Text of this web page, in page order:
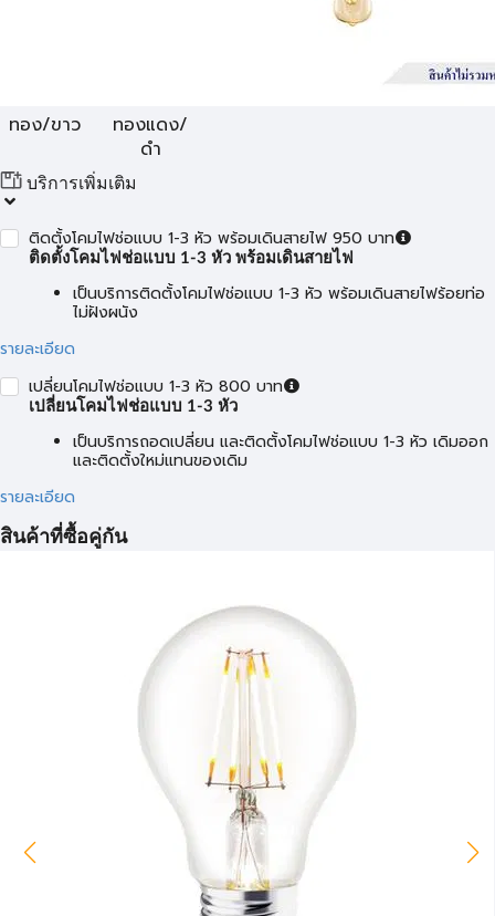
ทอง/ขาว
ทองแดง/
ดำ
บริการเพิ่มเติม
ติดตั้งโคมไฟช่อแบบ 1-3 หัว พร้อมเดินสายไฟ 950 บาท
ติดตั้งโคมไฟช่อแบบ 1-3 หัว พร้อมเดินสายไฟ
เป็นบริการติดตั้งโคมไฟช่อแบบ 1-3 หัว พร้อมเดินสายไฟร้อยท่อ
ไม่ฝังผนัง
รายละเอียด
เปลี่ยนโคมไฟช่อแบบ 1-3 หัว 800 บาท
เปลี่ยนโคมไฟช่อแบบ 1-3 หัว
เป็นบริการถอดเปลี่ยน และติดตั้งโคมไฟช่อแบบ 1-3 หัว เดิมออก
และติดตั้งใหม่แทนของเดิม
รายละเอียด
สินค้าที่ซื้อคู่กัน